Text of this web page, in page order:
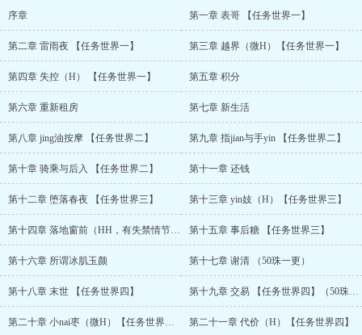
恋她的小竹马。? ? ? ?任务世界六：下乡的貌美女知青为了拿到回城
很猥琐，请放心食用）? ? ? ?任务世界七：C大百年校庆的活动中，清
她不断和他发生xing关系…（含捆绑、微量xing虐，整体虐向，
BE）? ? ? ?任务世界八：在强大的异能者哥哥的庇护之下，即使没有
异能，她依然在末世被娇养得很好。但自从哥哥失踪以后，他的队友
们看她的眼神，渐渐没有从前那么规矩……（末世，虐，BE，哥哥是
唯一男主）?? ? ? ?任务世界九：大学军训时她假装晕倒，勾引严肃俊
美的教官小哥哥，和他在医务室、小树林等多个地点偷欢……? ? ? ?
任务世界十：多年未婚、冷淡如水的许教授，在将近四十之年，被仰
慕他的漂亮女学生不断痴缠，最终身心失陷……? ? ? ?任务世界十
一：游戏人间的纨绔子弟和他包养的金丝雀正在别墅的沙发上“交流感
情”，不料被他严肃古板的哥哥抓个正着，奇怪的气氛之下，他们竟开
始了三人行…（3P）? ? ? ?任务世界十二：泼辣势利的女主在末世前
临后却不得不求抱大腿，夹着尾巴做人^^? ? ? 任务世界十三：刚毕业
（NTR)? ? ? ?一条致歉：第四、九、十、十五章中出现的4处"副本世
界"的词条都应该改为"任务世界"，但因为是收费章的缘故无法修改，
序章 第一章 表哥 【任务世界一】
第二章 雷雨夜 【任务世界一】 第三章 越界（微H）【任务世界一】
第四章 失控（H） 【任务世界一】 第五章 积分
第六章 重新租房 第七章 新生活
第八章 jing油按摩 【任务世界二】 第九章 指jian与手yin 【任务世界二】
第十章 骑乘与后入 【任务世界二】 第十一章 还钱
第十二章 堕落春夜 【任务世界三】 第十三章 yin妓（H）【任务世界三】
第十四章 落地窗前（HH，有失禁情节慎入）【任务世界三】 第十五章 事后糖 【任务世界三】
第十六章 所谓冰肌玉颜 第十七章 谢清 （50珠一更）
第十八章 末世 【任务世界四】 第十九章 交易 【任务世界四】（50珠二更）
第二十章 小nai枣（微H）【任务世界四】（50珠三更） 第二十一章 代价（H）【任务世界四】